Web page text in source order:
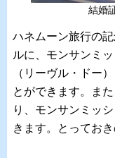
結婚
ハネムーン旅行の
ルに、モンサンミ
（リーヴル・ドー
とができます。ま
り、モンサンミッ
きます。とってお